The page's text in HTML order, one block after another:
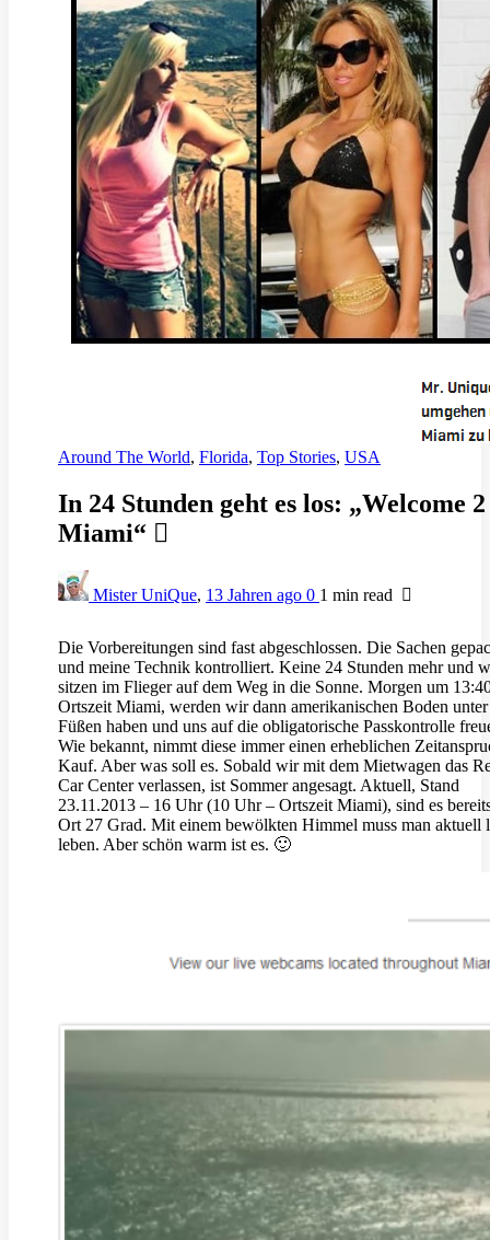
Around The World, Florida, Top Stories, USA
In 24 Stunden geht es los: „Welcome 2
Miami“
Mister UniQue, 13 Jahren ago 0 1 min read
Die Vorbereitungen sind fast abgeschlossen. Die Sachen
und meine Technik kontrolliert. Keine 24 Stunden mehr und
sitzen im Flieger auf dem Weg in die Sonne. Morgen um
Ortszeit Miami, werden wir dann amerikanischen Boden
Füßen haben und uns auf die obligatorische Passkontrolle
Wie bekannt, nimmt diese immer einen erheblichen
Kauf. Aber was soll es. Sobald wir mit dem Mietwagen das
Car Center verlassen, ist Sommer angesagt. Aktuell, Stand
23.11.2013 – 16 Uhr (10 Uhr – Ortszeit Miami), sind es
Ort 27 Grad. Mit einem bewölkten Himmel muss man aktuell
leben. Aber schön warm ist es. 🙂